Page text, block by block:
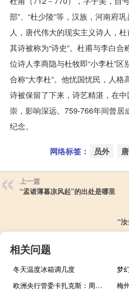
部”、“杜少陵”等，汉族，河南府
人，唐代伟大的现实主义诗人，杜
其诗被称为“诗史”。杜甫与李白合
位诗人李商隐与杜牧即“小李杜”区
合称“大李杜”。他忧国忧民，人
诗被保留了下来，诗艺精湛，在
崇，影响深远。759-766年间曾居
纪念。
网络标签： 员外
上一篇
“孟诸薄暮凉风起”的出处是哪里
“
相关问题
冬天温度冰箱调几度
梦
欧洲央行管委卡扎克斯：周四的加息并非“鸽派加息”不排除未来的进一步决策